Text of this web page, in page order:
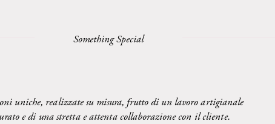
Something Special
uniche, realizzate su misura, frutto di un lavoro artigianale
e di una stretta e attenta collaborazione con il cliente.